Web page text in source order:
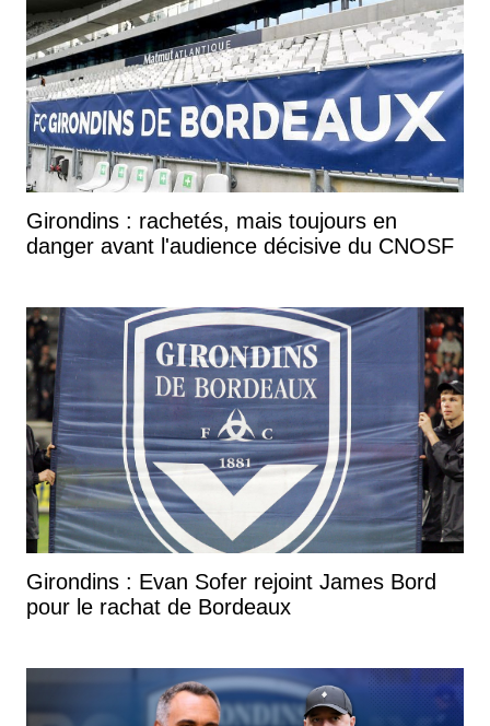
Girondins : rachetés, mais toujours en
danger avant l'audience décisive du CNOSF
Girondins : Evan Sofer rejoint James Bord
pour le rachat de Bordeaux